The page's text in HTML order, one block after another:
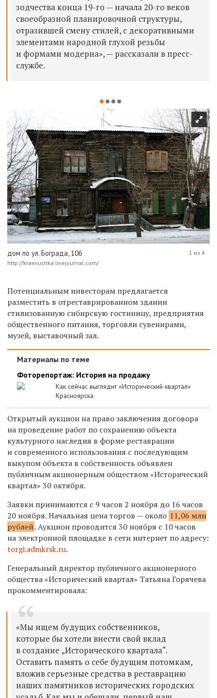
зодчества конца 19-го — начала 20-го веков
своеобразной планировочной структуры,
отразившей смену стилей, с декоративными
элементами народной глухой резьбы
и формами модерна», — рассказали в пресс-
службе.
дом по ул. Бограда, 106
http://kraevushka.livejournal.com/
1 из 4
Потенциальным инвесторам предлагается
разместить в отреставрированном здании
стилизованную сибирскую гостиницу, предприятия
общественного питания, торговли сувенирами,
музей, выставочный зал.
Материалы по теме
Фоторепортаж: История на продажу
Как сейчас выглядит «Исторический квартал»
Красноярска
Открытый аукцион на право заключения договора
на проведение работ по сохранению объекта
культурного наследия в форме реставрации
и современного использования с последующим
выкупом объекта в собственность объявлен
публичным акционерным обществом «Исторический
квартал» 30 октября.
Заявки принимаются с 9 часов 2 ноября до 16 часов
20 ноября.Начальная цена торгов — около 11,06 млн
рублей.Аукцион проводится 30 ноября с 10 часов
на электронной площадке в сети интернет по адресу:
torgi.admkrsk.ru.
Генеральный директор публичного акционерного
общества «Исторический квартал» Татьяна Горячева
прокомментировала:
«Мы ищем будущих собственников,
которые бы хотели внести свой вклад
в создание „Исторического квартала“.
Оставить память о себе будущим потомкам,
вложив серьезные средства в реставрацию
наших памятников исторических городских